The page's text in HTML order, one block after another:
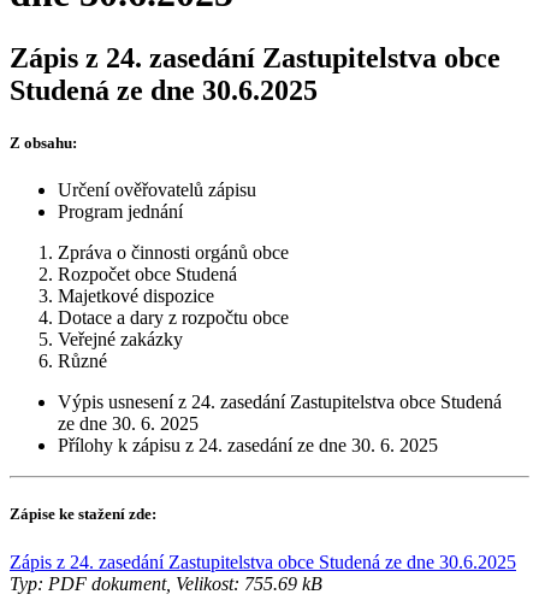
Zápis z 24. zasedání Zastupitelstva obce
Studená ze dne 30.6.2025
Z obsahu:
Určení ověřovatelů zápisu
Program jednání
Zpráva o činnosti orgánů obce
Rozpočet obce Studená
Majetkové dispozice
Dotace a dary z rozpočtu obce
Veřejné zakázky
Různé
Výpis usnesení z 24. zasedání Zastupitelstva obce Studená
ze dne 30. 6. 2025
Přílohy k zápisu z 24. zasedání ze dne 30. 6. 2025
Zápise ke stažení zde:
Zápis z 24. zasedání Zastupitelstva obce Studená ze dne 30.6.2025
Typ: PDF dokument, Velikost: 755.69 kB